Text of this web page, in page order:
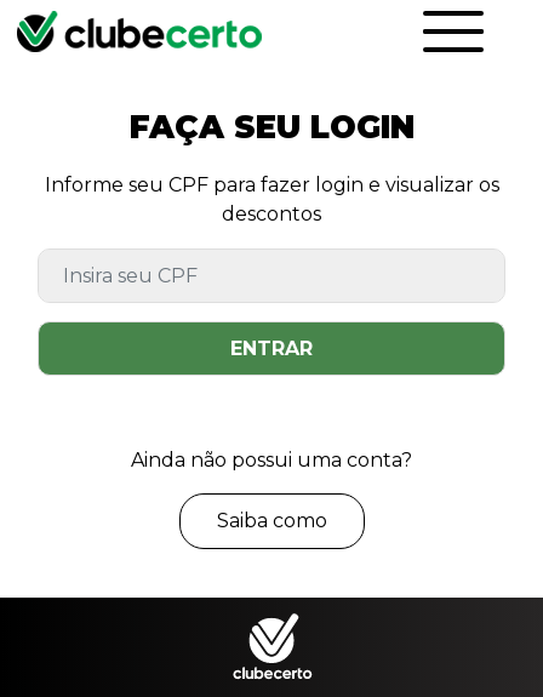
FAÇA SEU LOGIN
Informe seu CPF para fazer login e visualizar os
descontos
ENTRAR
Ainda não possui uma conta?
Saiba como